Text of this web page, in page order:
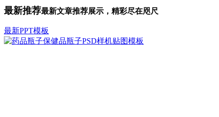
最新推荐最新文章推荐展示，精彩尽在咫尺
最新PPT模板